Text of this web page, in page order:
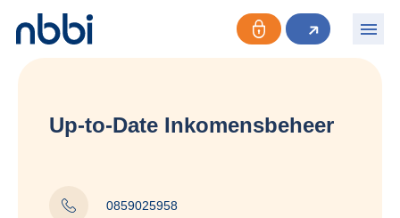
Up-to-Date Inkomensbeheer
0859025958